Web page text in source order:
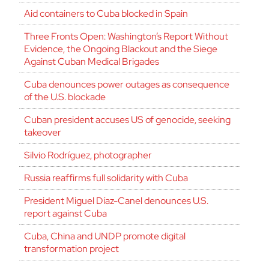
Aid containers to Cuba blocked in Spain
Three Fronts Open: Washington’s Report Without
Evidence, the Ongoing Blackout and the Siege
Against Cuban Medical Brigades
Cuba denounces power outages as consequence
of the U.S. blockade
Cuban president accuses US of genocide, seeking
takeover
Silvio Rodríguez, photographer
Russia reaffirms full solidarity with Cuba
President Miguel Díaz-Canel denounces U.S.
report against Cuba
Cuba, China and UNDP promote digital
transformation project